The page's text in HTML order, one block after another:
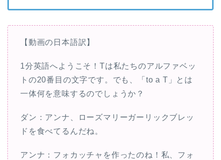
【動画の日本語訳】
1分英語へようこそ！Tは私たちのアルファベッ
トの20番目の文字です。でも、「to a T」とは
一体何を意味するのでしょうか？
ダン：アンナ、ローズマリーガーリックブレッ
ドを食べてるんだね。
アンナ：フォカッチャを作ったのね！私、フォ